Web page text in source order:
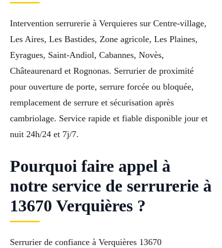
Intervention serrurerie à Verquieres sur Centre-village,
Les Aires, Les Bastides, Zone agricole, Les Plaines,
Eyragues, Saint-Andiol, Cabannes, Novès,
Châteaurenard et Rognonas. Serrurier de proximité
pour ouverture de porte, serrure forcée ou bloquée,
remplacement de serrure et sécurisation après
cambriolage. Service rapide et fiable disponible jour et
nuit 24h/24 et 7j/7.
Pourquoi faire appel à
notre service de serrurerie à
13670 Verquières ?
Serrurier de confiance à Verquières 13670